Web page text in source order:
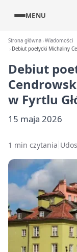
MENU
Strona główna Wiadomości
Debiut poetycki Michaliny
Debiut
w Fyrtlu
15 maja 2026
1 min czytania